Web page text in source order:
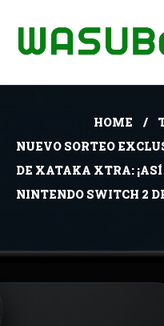
HOME
NUEVO SORTEO
DE XATAKA XTRA: ¡ASÍ
NINTENDO SWITCH 2